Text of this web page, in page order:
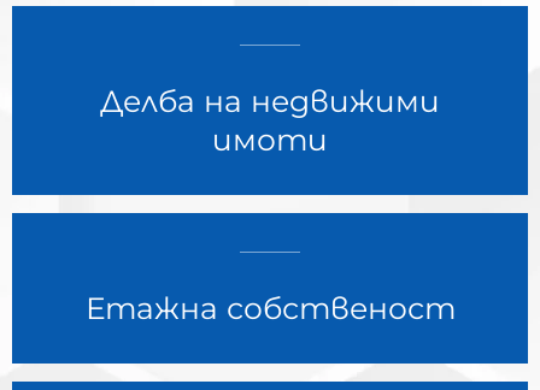
Делба на недвижими
имоти
Етажна собственост